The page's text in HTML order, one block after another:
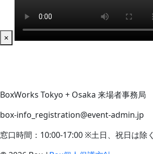
BoxWorks Tokyo + Osaka 来場者事務局
box-info_registration@event-admin.jp
窓口時間：10:00-17:00 ※土日、祝日は除く
×